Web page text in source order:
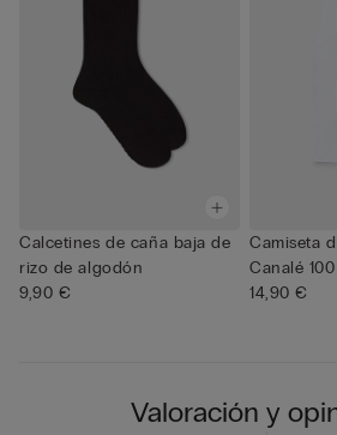
Calcetines de caña baja de
rizo de algodón
9,90 €
Camiseta
Canalé
Super...
14,90 €
Valoración y